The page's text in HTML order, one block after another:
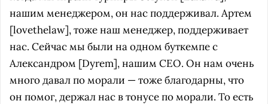
нашим менеджером, он нас поддерживал. Артем
[lovethelaw], тоже наш менеджер, поддерживает
нас. Сейчас мы были на одном буткемпе с
Александром [Dyrem], нашим CEO. Он нам очень
много давал по морали — тоже благодарны, что
он помог, держал нас в тонусе по морали. То есть